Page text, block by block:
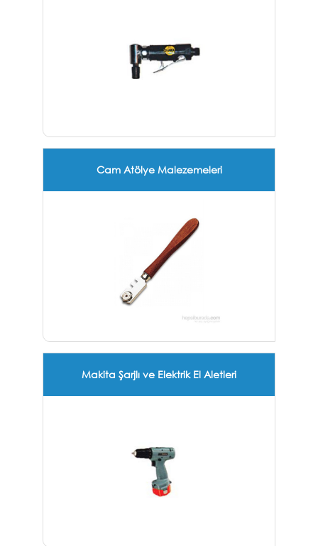
Cam Atölye Malezemeleri
Makita Şarjlı ve Elektrik El Aletleri